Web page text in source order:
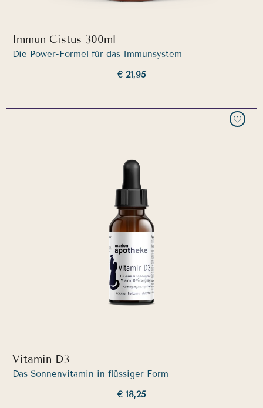
Immun Cistus 300ml
Die Power-Formel für das Immunsystem
€ 21,95
Vitamin D3
Das Sonnenvitamin in flüssiger Form
€ 18,25